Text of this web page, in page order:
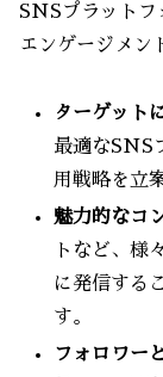
SNSプラットフ
エンゲージメン
ターゲット
最適なSNS
用戦略を立
魅力的なコ
トなど、様
に発信する
す。
フォロワー